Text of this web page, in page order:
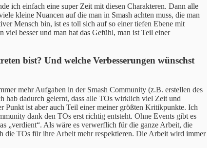
ich einfach eine super Zeit mit diesen Charakteren. Dann alle
kleine Nuancen auf die man in Smash achten muss, die man
Mensch bin, ist es toll sich auf so einer tiefen Ebene mit
viel besser und man hat das Gefühl, man ist Teil einer
bist? Und welche Verbesserungen wünschst
mehr Aufgaben in der Smash Community (z.B. erstellen des
hab dadurch gelernt, dass alle TOs wirklich viel Zeit und
Punkt ist aber auch Teil einer meiner größten Kritikpunkte. Ich
dank den TOs erst richtig entsteht. Ohne Events gibt es
„verdient“. Als wäre es verwerflich für die ganze Arbeit, die
die TOs für ihre Arbeit mehr respektieren. Die Arbeit wird immer